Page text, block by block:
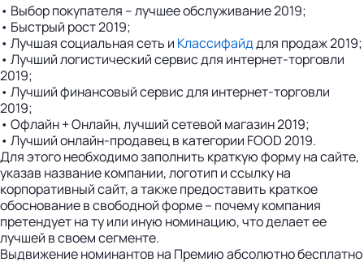
• Выбор покупателя – лучшее обслуживание 2019;
• Быстрый рост 2019;
• Лучшая социальная сеть и Классифайддля продаж 2019;
• Лучший логистический сервис для интернет-торговли
2019;
• Лучший финансовый сервис для интернет-торговли
2019;
• Офлайн + Онлайн, лучший сетевой магазин 2019;
• Лучший онлайн-продавец в категории FOOD 2019.
Для этого необходимо заполнить краткую форму на сайте,
указав название компании, логотип и ссылку на
корпоративный сайт, а также предоставить краткое
обоснование в свободной форме – почему компания
претендует на ту или иную номинацию, что делает ее
лучшей в своем сегменте.
Выдвижение номинантов на Премию абсолютно бесплатно